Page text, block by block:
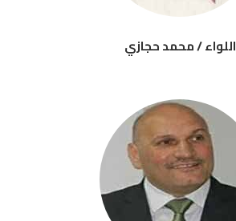
اللواء / محمد حجازي